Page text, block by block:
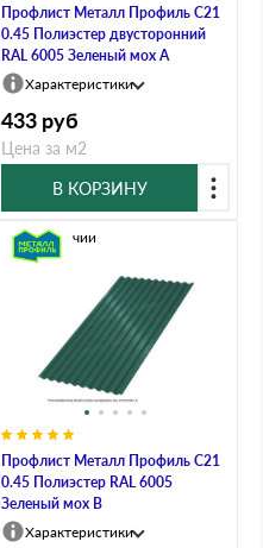
Профлист Металл Профиль C21
0.45 Полиэстер двусторонний
RAL 6005 Зеленый мох A
Характеристики
433 руб
Цена за м2
В КОРЗИНУ
Профлист Металл Профиль C21
0.45 Полиэстер RAL 6005
Зеленый мох B
В наличии
Характеристики